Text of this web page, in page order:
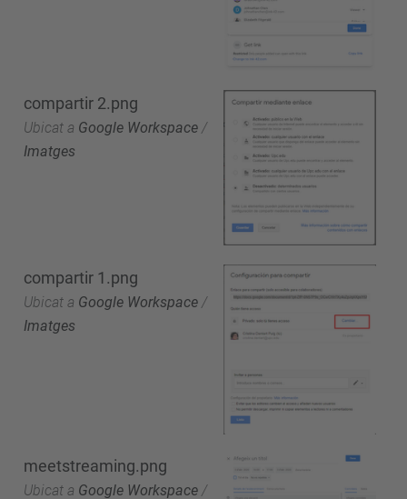
compartir 2.png
Ubicat a Google Workspace /
Imatges
compartir 1.png
Ubicat a Google Workspace /
Imatges
meetstreaming.png
Ubicat a Google Workspace /